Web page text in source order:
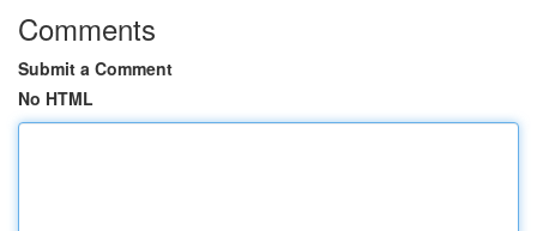
Comments
Submit a Comment
No HTML